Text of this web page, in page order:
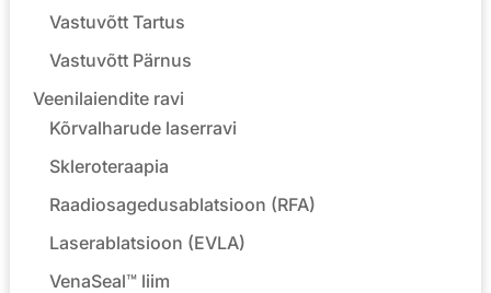
Vastuvõtt Tartus
Vastuvõtt Pärnus
Veenilaiendite ravi
Kõrvalharude laserravi
Skleroteraapia
Raadiosagedusablatsioon (RFA)
Laserablatsioon (EVLA)
VenaSeal™ liim